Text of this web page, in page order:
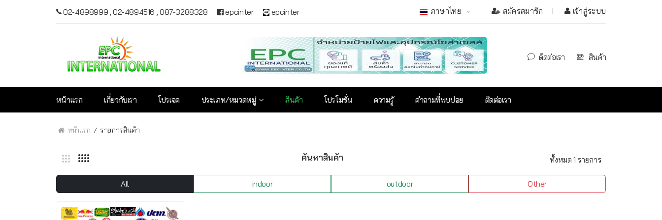
02-4898999 ,02-4894516 087-3288328 epcinter epcinter ภาษาไทย สมัครสมาชิก เข้าสู่ระบบ
ติดต่อเรา สินค้า
หน้าแรก เกี่ยวกับเรา โปรเจค ประเภท/หมวดหมู่ สินค้า โปรโมชั่น ความรู้ คำถามที่พบบ่อย ติดต่อเรา
หน้าแรก รายการสินค้า
ค้นหาสินค้า ทั้งหมด 1 รายการ
All indoor outdoor Other